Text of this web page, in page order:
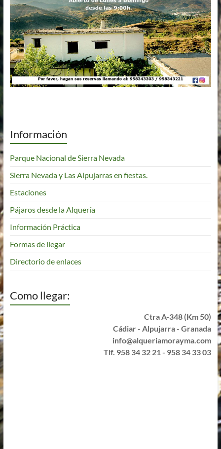
Información
Parque Nacional de Sierra Nevada
Sierra Nevada y Las Alpujarras en fiestas.
Estaciones
Pájaros desde la Alquería
Información Práctica
Formas de llegar
Directorio de enlaces
Como llegar:
Ctra A-348 (Km 50)
Cádiar - Alpujarra - Granada
info@alqueriamorayma.com
Tlf. 958 34 32 21 - 958 34 33 03